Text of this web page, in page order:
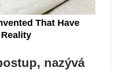
nazývá